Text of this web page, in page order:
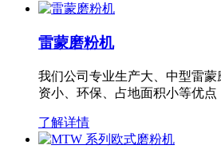
雷蒙磨粉机
我们公司专业生产大、中型雷
资小、环保、占地面积小等优
了解详情